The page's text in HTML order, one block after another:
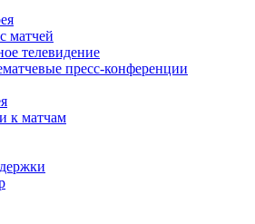
матчей
телевидение
пресс-конференции
к матчам